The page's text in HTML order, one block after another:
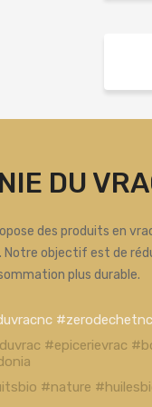
DU
des produits en
Notre objectif est de
plus durable.
#zerodechetnc
#epicerievrac
#nature